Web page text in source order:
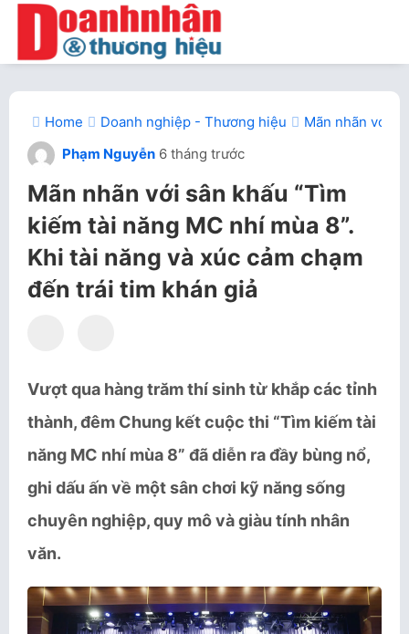
Home Doanh nghiệp - Thương hiệu
Mãn nhãn với
Phạm Nguyễn 6 tháng trước
Mãn nhãn với sân khấu “Tìm
kiếm tài năng MC nhí mùa 8”.
Khi tài năng và xúc cảm chạm
đến trái tim khán giả
Vượt qua hàng trăm thí sinh từ khắp các tỉnh
thành, đêm Chung kết cuộc thi “Tìm kiếm tài
năng MC nhí mùa 8” đã diễn ra đầy bùng nổ,
ghi dấu ấn về một sân chơi kỹ năng sống
chuyên nghiệp, quy mô và giàu tính nhân
văn.